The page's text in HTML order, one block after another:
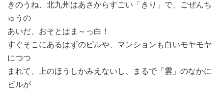
きのうね、北九州はあさからすごい「きり」で、ごぜんち
ゅうの
あいだ、おそとはま～っ白！
すぐそこにあるはずのビルや、マンションも白いモヤモヤ
につつ
まれて、上のほうしかみえないし、まるで「雲」のなかに
ビルが